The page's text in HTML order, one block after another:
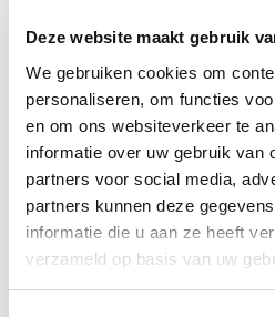
Deze website maakt gebruik
We gebruiken cookies om
personaliseren, om functies
en om ons websiteverkeer te
informatie over uw gebruik van
partners voor social media,
partners kunnen deze
informatie die u aan ze heeft
verzameld op basis van uw
zijn dus een uitstekende keuze,
professionele redenen
Maar wat is eigenlijk het beste
handschoenen?
Eigenlijk hangt dit een beetje af
gaat. Nitril handschoenen
latex handschoenen. Daarnaast
andere verschillen. Latex
natuurlijk rubber. Dat zorgt
is. Het nadeel van rubber is dat